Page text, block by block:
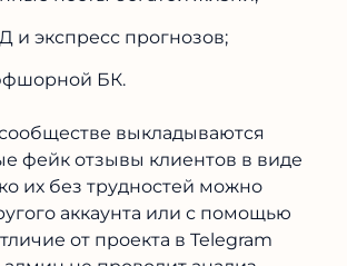
и экспресс прогнозов;
БК.
выкладываются
фейк отзывы клиентов в виде
их без трудностей можно
аккаунта или с помощью
от проекта в Telegram